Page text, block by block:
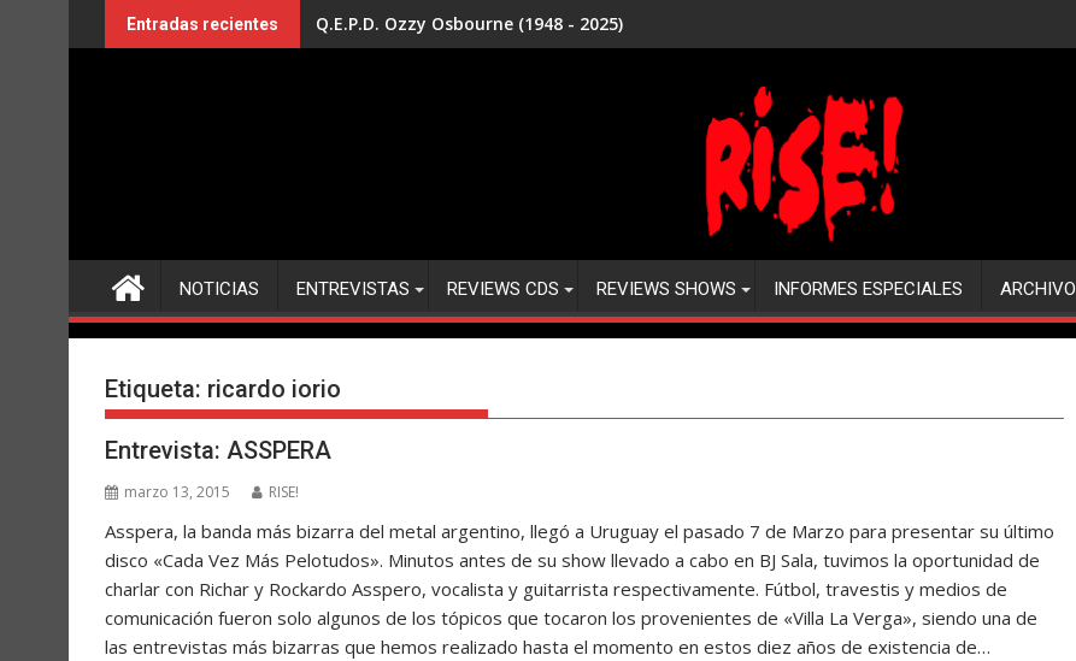
al
Entradas recientes Q.E.P.D. Ozzy Osbourne (1948 - 2025)
NOTICIAS ENTREVISTAS REVIEWS CDS REVIEWS SHOWS INFORMES ESPECIALES ARCHIVO
Etiqueta: ricardo iorio
Entrevista: ASSPERA
marzo 13, 2015 RISE!
Asspera, la banda más bizarra del metal argentino, llegó a Uruguay el pasado 7 de Marzo para presentar su último
disco «Cada Vez Más Pelotudos». Minutos antes de su show llevado a cabo en BJ Sala, tuvimos la oportunidad de
charlar con Richar y Rockardo Asspero, vocalista y guitarrista respectivamente. Fútbol, travestis y medios de
comunicación fueron solo algunos de los tópicos que tocaron los provenientes de «Villa La Verga», siendo una de
las entrevistas más bizarras que hemos realizado hasta el momento en estos diez años de existencia de…